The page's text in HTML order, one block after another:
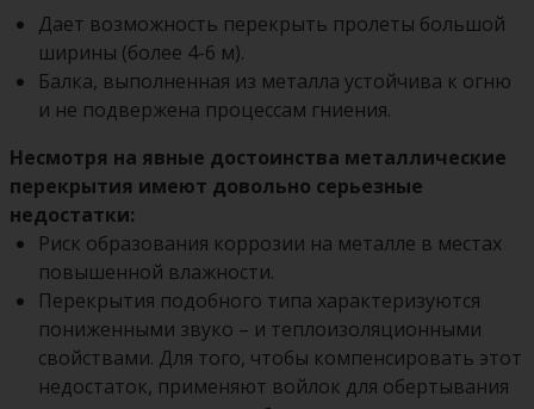
Дает возможность перекрыть пролеты большой
ширины (более 4-6 м).
Балка, выполненная из металла устойчива к огню
и не подвержена процессам гниения.
Несмотря на явные достоинства металлические
перекрытия имеют довольно серьезные
недостатки:
Риск образования коррозии на металле в местах
повышенной влажности.
Перекрытия подобного типа характеризуются
пониженными звуко – и теплоизоляционными
свойствами. Для того, чтобы компенсировать этот
недостаток, применяют войлок для обертывания